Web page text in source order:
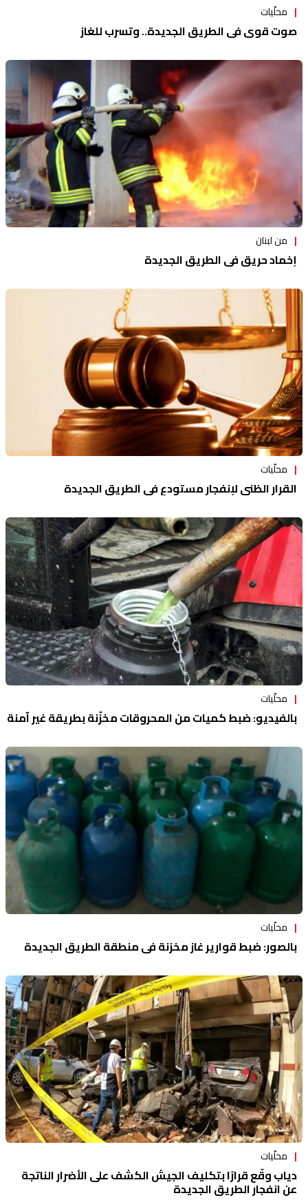
محلّيات
صوت قوي في الطريق الجديدة.. وتسرب للغاز
من لبنان
إخماد حريق في الطريق الجديدة
محلّيات
القرار الظني لإنفجار مستودع في الطريق الجديدة
محلّيات
بالفيديو: ضبط كميات من المحروقات مخزّنة بطريقة غير آمنة
محلّيات
بالصور: ضبط قوارير غاز مخزنة في منطقة الطريق الجديدة
محلّيات
دياب وقّع قرارًا بتكليف الجيش الكشف على الأضرار الناتجة
عن انفجار الطريق الجديدة